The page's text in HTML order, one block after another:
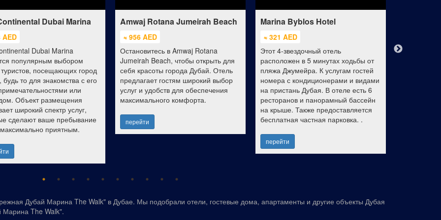
Dubai Marina
AED
Dubai Marina
популярным выбором
посещающих город
будь то для знакомства с его
или
Объект размещения
широкий спектр услуг,
сделают ваше пребывание
приятным.
Amwaj Rotana Jumeirah Beach
≈ 956 AED
Остановитесь в Amwaj Rotana
Jumeirah Beach, чтобы открыть для
себя красоты города Дубай. Отель
предлагает гостям широкий выбор
услуг и удобств для обеспечения
максимального комфорта.
перейти
Marina Byblos Hotel
≈ 321 AED
Этот 4-звездочный отель
расположен в 5 минутах ходьбы от
пляжа Джумейра. К услугам гостей
номера с кондиционерами и видами
на пристань Дубая. В отеле есть 6
ресторанов и панорамный бассейн
на крыше. Также предоставляется
бесплатная частная парковка. .
перейти
Дубай Марина The Walk" в Дубае. Мы подобрали отели, гостевые дома, апартаменты и другие объекты Дубая
Марина The Walk".